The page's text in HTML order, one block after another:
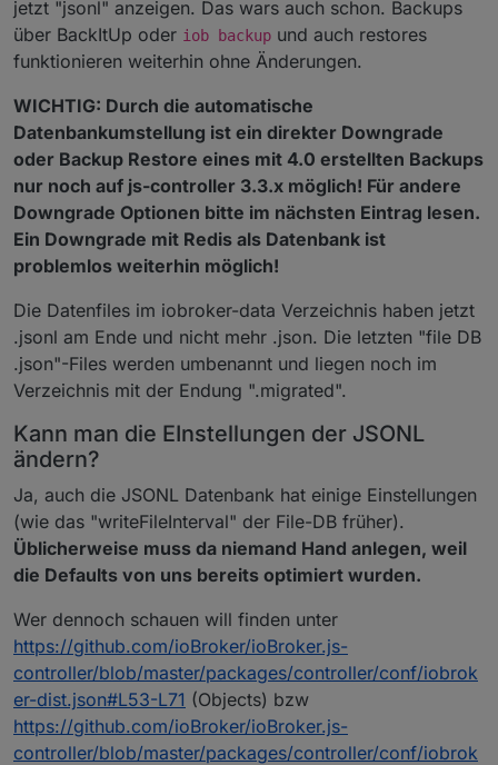
jetzt "jsonl" anzeigen. Das wars auch schon. Backups
über BackItUp oder iob backup und auch restores
funktionieren weiterhin ohne Änderungen.
WICHTIG: Durch die automatische
Datenbankumstellung ist ein direkter Downgrade
oder Backup Restore eines mit 4.0 erstellten Backups
nur noch auf js-controller 3.3.x möglich! Für andere
Downgrade Optionen bitte im nächsten Eintrag lesen.
Ein Downgrade mit Redis als Datenbank ist
problemlos weiterhin möglich!
Die Datenfiles im iobroker-data Verzeichnis haben jetzt
.jsonl am Ende und nicht mehr .json. Die letzten "file DB
.json"-Files werden umbenannt und liegen noch im
Verzeichnis mit der Endung ".migrated".
Kann man die EInstellungen der JSONL
ändern?
Ja, auch die JSONL Datenbank hat einige Einstellungen
(wie das "writeFileInterval" der File-DB früher).
Üblicherweise muss da niemand Hand anlegen, weil
die Defaults von uns bereits optimiert wurden.
Wer dennoch schauen will finden unter
https://github.com/ioBroker/ioBroker.js-
controller/blob/master/packages/controller/conf/iobrok
er-dist.json#L53-L71 (Objects) bzw
https://github.com/ioBroker/ioBroker.js-
controller/blob/master/packages/controller/conf/iobrok